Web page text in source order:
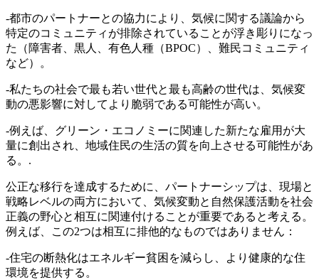
-都市のパートナーとの協力により、気候に関する議論から
特定のコミュニティが排除されていることが浮き彫りになっ
た（障害者、黒人、有色人種（BPOC）、難民コミュニティ
など）。
-私たちの社会で最も若い世代と最も高齢の世代は、気候変
動の悪影響に対してより脆弱である可能性が高い。
-例えば、グリーン・エコノミーに関連した新たな雇用が大
量に創出され、地域住民の生活の質を向上させる可能性があ
る。.
公正な移行を達成するために、パートナーシップは、現場と
戦略レベルの両方において、気候変動と自然保護活動を社会
正義の野心と相互に関連付けることが重要であると考える。
例えば、この2つは相互に排他的なものではありません：
-住宅の断熱化はエネルギー貧困を減らし、より健康的な住
環境を提供する。